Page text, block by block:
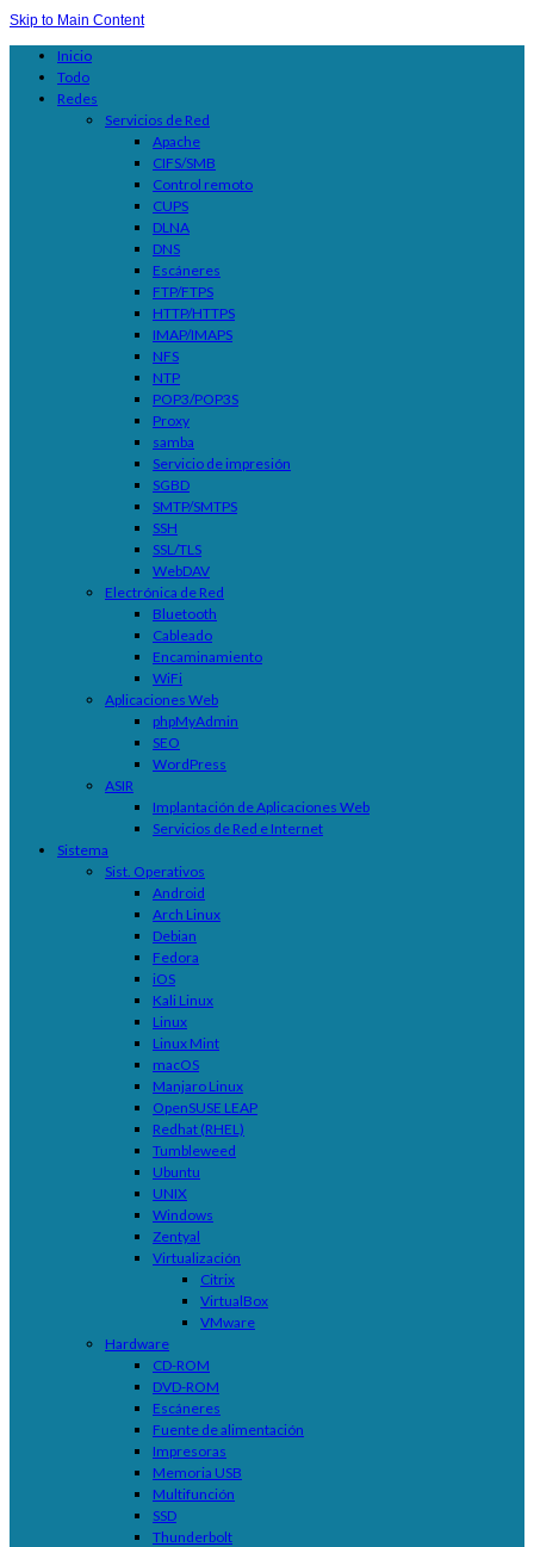
Skip to Main Content
Inicio
Todo
Redes
Servicios de Red
Apache
CIFS/SMB
Control remoto
CUPS
DLNA
DNS
Escáneres
FTP/FTPS
HTTP/HTTPS
IMAP/IMAPS
NFS
NTP
POP3/POP3S
Proxy
samba
Servicio de impresión
SGBD
SMTP/SMTPS
SSH
SSL/TLS
WebDAV
Electrónica de Red
Bluetooth
Cableado
Encaminamiento
WiFi
Aplicaciones Web
phpMyAdmin
SEO
WordPress
ASIR
Implantación de Aplicaciones Web
Servicios de Red e Internet
Sistema
Sist. Operativos
Android
Arch Linux
Debian
Fedora
iOS
Kali Linux
Linux
Linux Mint
macOS
Manjaro Linux
OpenSUSE LEAP
Redhat (RHEL)
Tumbleweed
Ubuntu
UNIX
Windows
Zentyal
Virtualización
Citrix
VirtualBox
VMware
Hardware
CD-ROM
DVD-ROM
Escáneres
Fuente de alimentación
Impresoras
Memoria USB
Multifunción
SSD
Thunderbolt